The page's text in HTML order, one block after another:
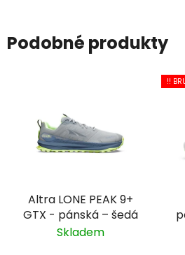
Podobné produkty
Altra LONE PEAK 9+
GTX - pánská – šedá
Skladem
!!